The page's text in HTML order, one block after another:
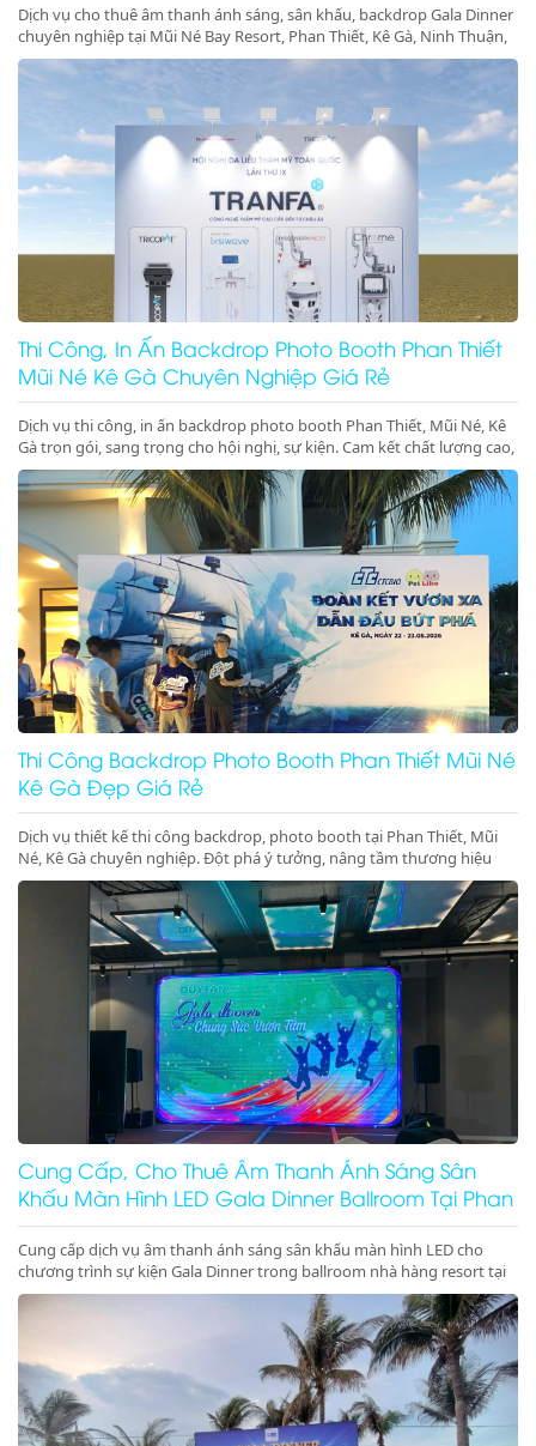
Dịch vụ cho thuê âm thanh ánh sáng, sân khấu, backdrop Gala Dinner
chuyên nghiệp tại Mũi Né Bay Resort, Phan Thiết, Kê Gà, Ninh Thuận,
Ninh Chữ, Vĩnh Hy. Thiết bị hiện đại, giá cực tốt. Gọi ngay!
Thi Công, In Ấn Backdrop Photo Booth Phan Thiết
Mũi Né Kê Gà Chuyên Nghiệp Giá Rẻ
Dịch vụ thi công, in ấn backdrop photo booth Phan Thiết, Mũi Né, Kê
Gà trọn gói, sang trọng cho hội nghị, sự kiện. Cam kết chất lượng cao,
đúng tiến độ. Gọi ngay!
Thi Công Backdrop Photo Booth Phan Thiết Mũi Né
Kê Gà Đẹp Giá Rẻ
Dịch vụ thiết kế thi công backdrop, photo booth tại Phan Thiết, Mũi
Né, Kê Gà chuyên nghiệp. Đột phá ý tưởng, nâng tầm thương hiệu
cho sự kiện của bạn. Gọi ngay!
Cung Cấp, Cho Thuê Âm Thanh Ánh Sáng Sân
Khấu Màn Hình LED Gala Dinner Ballroom Tại Phan
Thiết Mũi Né Kê Gà Ninh Thuận Ninh Chữ Vĩnh Hy
Cung cấp dịch vụ âm thanh ánh sáng sân khấu màn hình LED cho
chương trình sự kiện Gala Dinner trong ballroom nhà hàng resort tại
Phan Thiết, Mũi Né, Kê Gà, Ninh Thuận, Ninh Chữ, Vĩnh Hy chuyên
nghiệp, đẳng cấp. Đặt lịch ngay nhận ưu đãi lớn!